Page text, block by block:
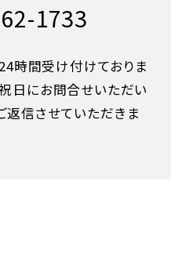
1733
時間受け付けておりま
日にお問合せいただい
返信させていただきま